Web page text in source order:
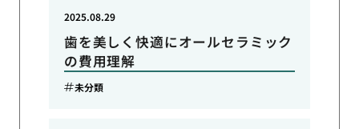
歯を美しく快適にオールセラミック
の費用理解
2025.08.29
未分類